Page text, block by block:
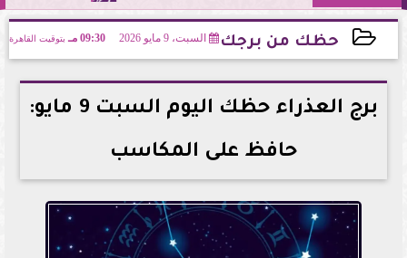
حظك من برجك السبت، 9 مايو 2026 09:30 مـ بتوقيت القاهرة
2026-05-09 21:30:45
برج العذراء حظك اليوم السبت 9 مايو:
حافظ على المكاسب